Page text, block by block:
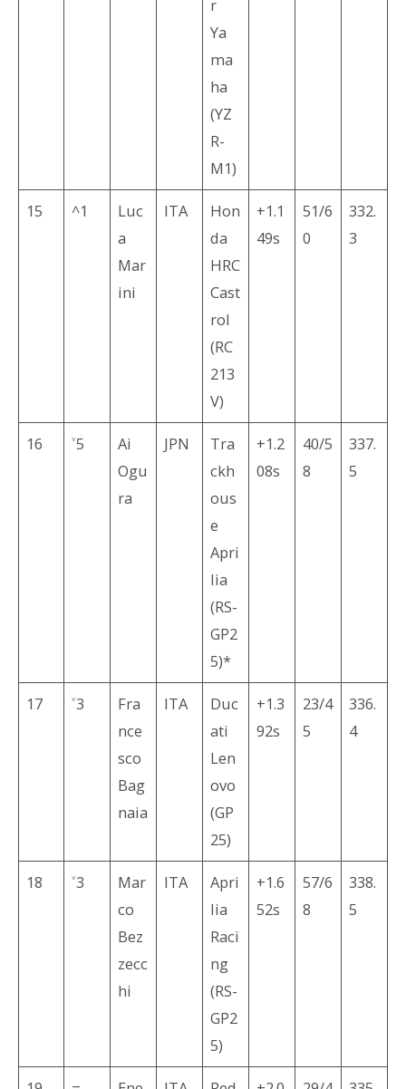
r
Ya
ma
ha
(YZ
R-
M1)
15 ^1
Luc
a
Mar
ini
ITA
Hon
da
HRC
Cast
rol
(RC
213
V)
+1.1
49s
51/6
0
332.
3
16 ˅5
Ai
Ogu
ra
JPN
Tra
ckh
ous
e
Apri
lia
(RS-
GP2
5)*
+1.2
08s
40/5
8
337.
5
17 ˅3
Fra
nce
sco
Bag
naia
ITA
Duc
ati
Len
ovo
(GP
25)
+1.3
92s
23/4
5
336.
4
18 ˅3
Mar
co
Bez
zecc
hi
ITA
Apri
lia
Raci
ng
(RS-
GP2
5)
+1.6
52s
57/6
8
338.
5